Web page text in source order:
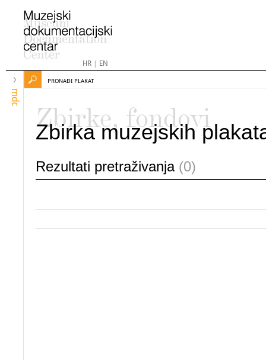
HR| EN
mdc
PRONAĐI PLAKAT
Zbirke, fondovi
Zbirka muzejskih
Rezultati pretraživanja (0)